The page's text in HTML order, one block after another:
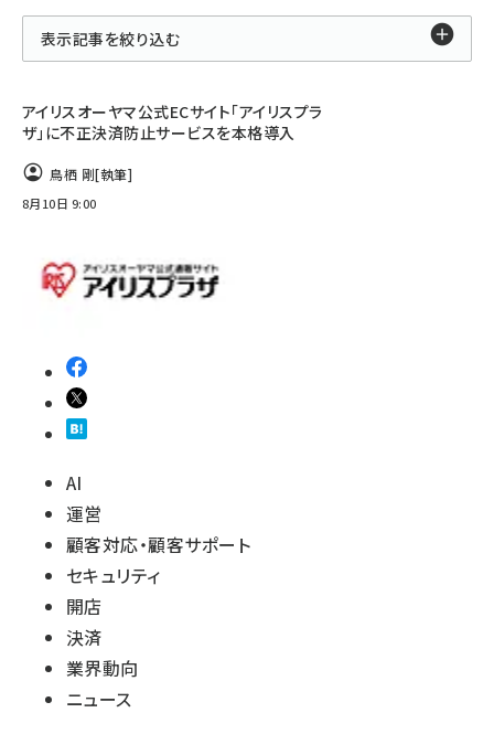
表示記事を絞り込む
アイリスオーヤマ公式ECサイト「アイリスプラ
ザ」に不正決済防止サービスを本格導入
鳥栖 剛[執筆]
8月10日 9:00
AI
運営
顧客対応・顧客サポート
セキュリティ
開店
決済
業界動向
ニュース